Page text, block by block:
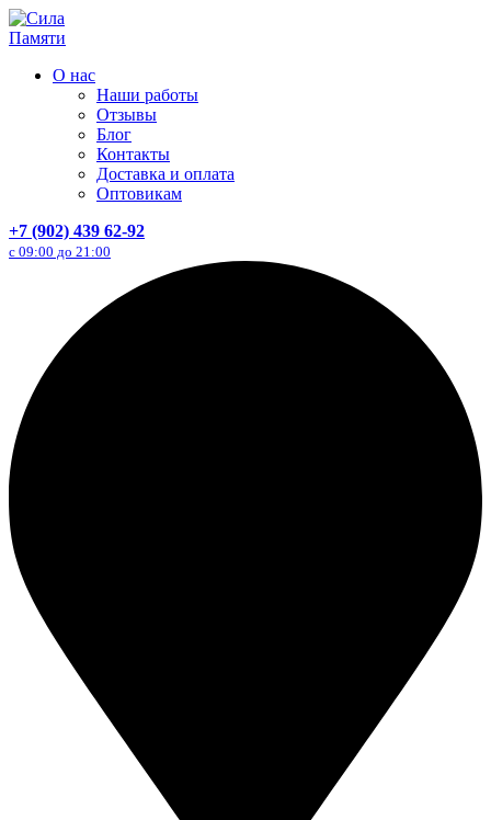
Перейти
к
О нас
Наши работы
Отзывы
Блог
Контакты
Доставка и оплата
Оптовикам
+7 (902) 439 62-92
с 09:00 до 21:00